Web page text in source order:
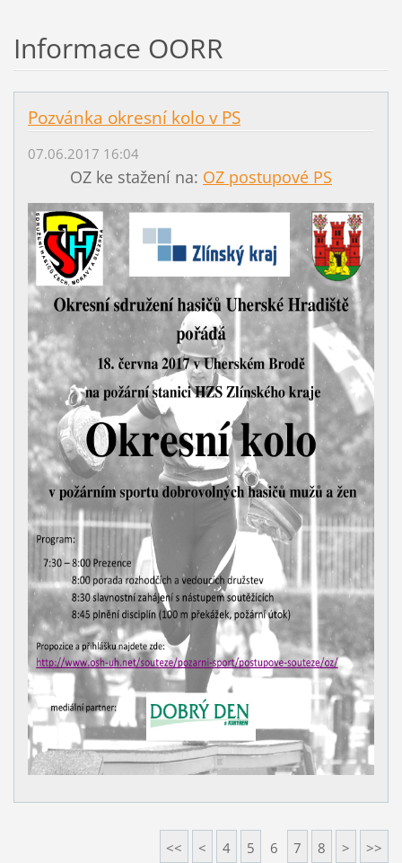
Informace OORR
Pozvánka okresní kolo v PS
07.06.2017 16:04
OZ ke stažení na: OZ postupové PS
<< < 4 5 6 7 8 > >>